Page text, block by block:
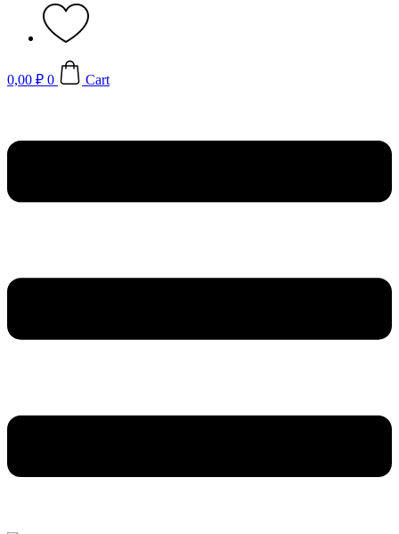
0,00 ₽ 0 Cart